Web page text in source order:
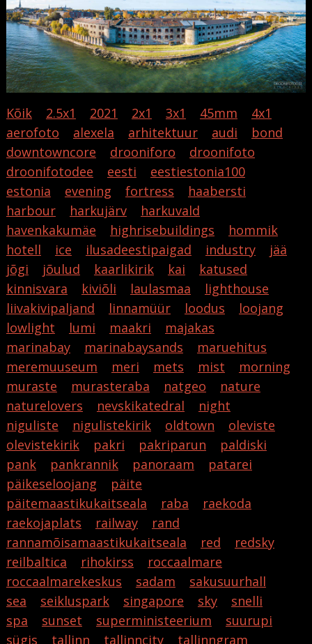
Kõik 2.5x1 2021 2x1 3x1 45mm
4x1
aerofoto
alexela arhitektuur audi
bond
downtowncore
drooniforo
droonifoto
droonifotodee
eesti
eestiestonia100
estonia
evening fortress
haabersti
harbour
harkujärv
harkuvald
havenkakumäe
highrisebuildings
hommik
hotell
ice ilusadeestipaigad industry
jää
jõgi
jõulud kaarlikirik kai
katused
kinnisvara
kiviõli laulasmaa
lighthouse
liivakivipaljand
linnamüür loodus
loojang
lowlight
lumi maakri
majakas
marinabay
marinabaysands
maruehitus
meremuuseum
meri mets mist
morning
muraste
murasteraba natgeo
nature
naturelovers
nevskikatedral
night
niguliste
nigulistekirik oldtown
oleviste
olevistekirik
pakri pakriparun
paldiski
pank
pankrannik panoraam
patarei
päikeseloojang
päite
päitemaastikukaitseala
raba
raekoda
raekojaplats
railway
rand
rannamõisamaastikukaitseala
red
redsky
reilbaltica
rihokirss
roccaalmare
roccaalmarekeskus
sadam
sakusuurhall
sea
seikluspark singapore sky
snelli
spa
sunset superministeerium
suurupi
sügis
tallinn tallinncity tallinngram